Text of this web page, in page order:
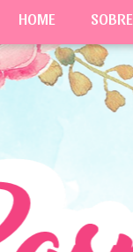
HOME SOBRE